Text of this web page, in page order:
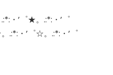
・’゜★。.:*:・’゜
.:*:・’゜☆。.:*:・’゜